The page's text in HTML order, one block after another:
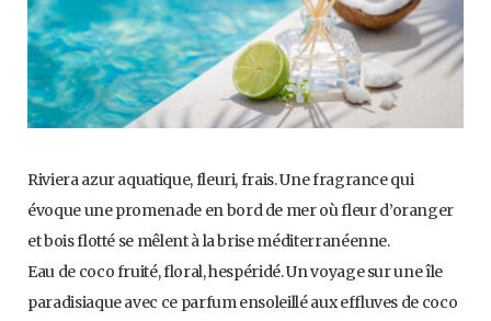
Riviera azur aquatique, fleuri, frais. Une fragrance qui
évoque une promenade en bord de mer où fleur d’oranger
et bois flotté se mêlent à la brise méditerranéenne.
Eau de coco fruité, floral, hespéridé. Un voyage sur une île
paradisiaque avec ce parfum ensoleillé aux effluves de coco